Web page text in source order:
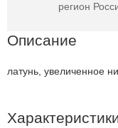
регион
Описание
латунь, увеличенное